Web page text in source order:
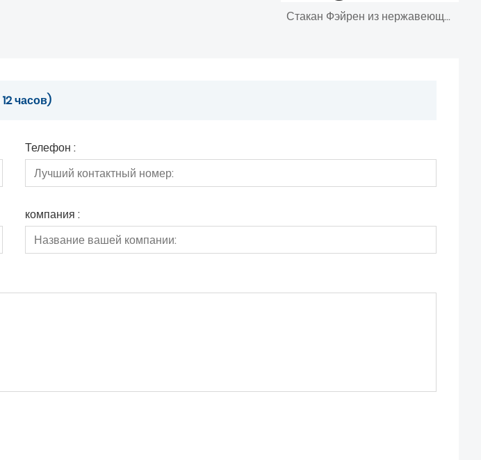
Стакан Фэйрен из нержавеющей стали с цветными блоками, изолированная чашка с крышкой и соломинкой, дорожная кофейная кружка с двойными стенками
часов)
Телефон :
компания :